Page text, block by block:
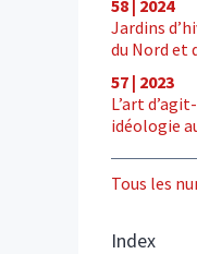
58 | 2024
Jardins
du Nord et
57 | 2023
L’art
idéologie
Tous les
Index